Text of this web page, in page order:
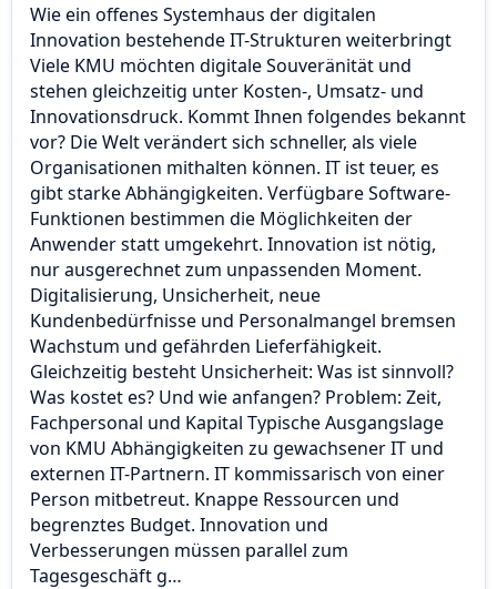
Wie ein offenes Systemhaus der digitalen
Innovation bestehende IT-Strukturen weiterbringt
Viele KMU möchten digitale Souveränität und
stehen gleichzeitig unter Kosten-, Umsatz- und
Innovationsdruck. Kommt Ihnen folgendes bekannt
vor? Die Welt verändert sich schneller, als viele
Organisationen mithalten können. IT ist teuer, es
gibt starke Abhängigkeiten. Verfügbare Software-
Funktionen bestimmen die Möglichkeiten der
Anwender statt umgekehrt. Innovation ist nötig,
nur ausgerechnet zum unpassenden Moment.
Digitalisierung, Unsicherheit, neue
Kundenbedürfnisse und Personalmangel bremsen
Wachstum und gefährden Lieferfähigkeit.
Gleichzeitig besteht Unsicherheit: Was ist sinnvoll?
Was kostet es? Und wie anfangen? Problem: Zeit,
Fachpersonal und Kapital Typische Ausgangslage
von KMU Abhängigkeiten zu gewachsener IT und
externen IT-Partnern. IT kommissarisch von einer
Person mitbetreut. Knappe Ressourcen und
begrenztes Budget. Innovation und
Verbesserungen müssen parallel zum
Tagesgeschäft g…